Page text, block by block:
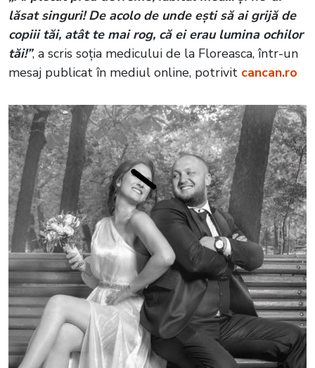
lăsat singuri! De acolo de unde ești să ai grijă de
copiii tăi, atât te mai rog, că ei erau lumina ochilor
tăi!”, a scris soția medicului de la Floreasca, într-un
mesaj publicat în mediul online, potrivit cancan.ro